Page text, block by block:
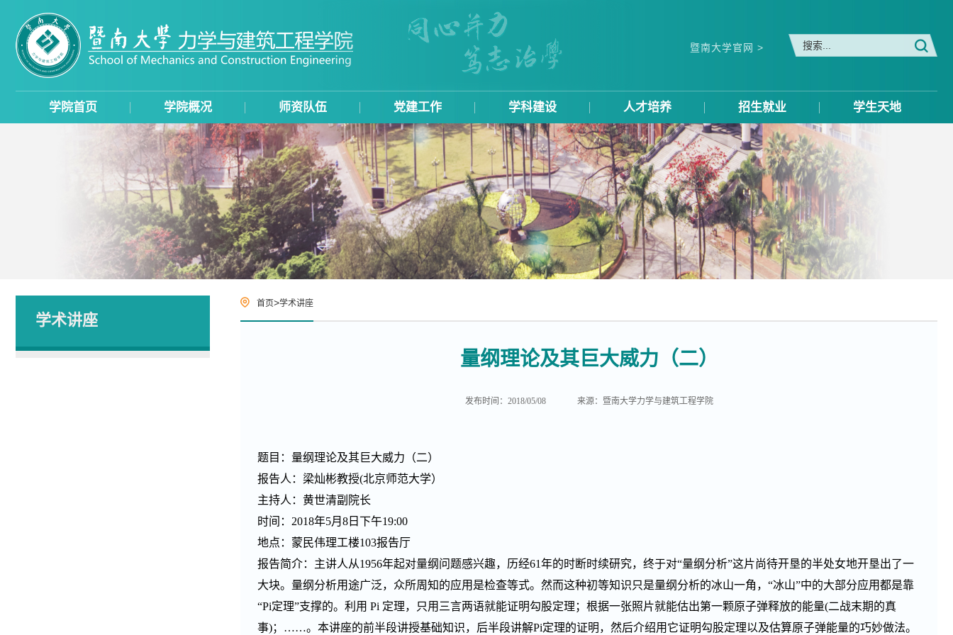
暨南大学官网 >
学院首页 学院概况 师资队伍 党建工作 学科建设 人才培养 招生就业 学生天地
学术讲座
首页>学术讲座
量纲理论及其巨大威力（二）
发布时间：2018/05/08 来源：暨南大学力学与建筑工程学院
题目：量纲理论及其巨大威力（二）
报告人：梁灿彬教授(北京师范大学）
主持人：黄世清副院长
时间：2018年5月8日下午19:00
地点：蒙民伟理工楼103报告厅
报告简介：主讲人从1956年起对量纲问题感兴趣，历经61年的时断时续研究，终于对“量纲分析”这片尚待开垦的半处女地开垦出了一
大块。量纲分析用途广泛，众所周知的应用是检查等式。然而这种初等知识只是量纲分析的冰山一角，“冰山”中的大部分应用都是靠
“Pi定理”支撑的。利用 Pi 定理，只用三言两语就能证明勾股定理；根据一张照片就能估出第一颗原子弹释放的能量(二战末期的真
事)；……。本讲座的前半段讲授基础知识，后半段讲解Pi定理的证明，然后介绍用它证明勾股定理以及估算原子弹能量的巧妙做法。